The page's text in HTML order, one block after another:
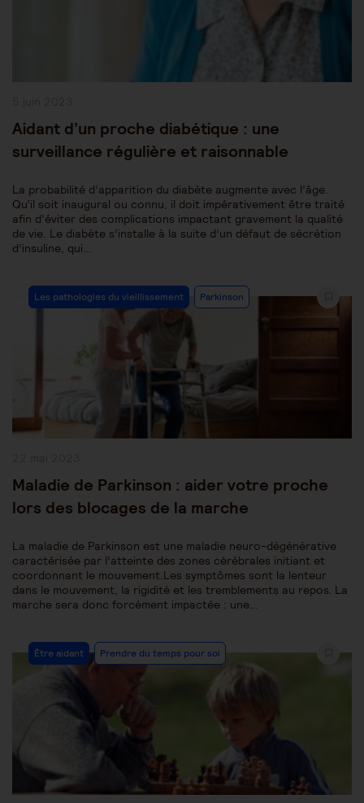
Aidant d’un proche diabétique : une
surveillance régulière et raisonnable
La probabilité d’apparition du diabète augmente avec l’âge.
Qu’il soit inaugural ou connu, il doit impérativement être traité
afin d’éviter des complications impactant gravement la qualité
de vie. Le diabète s’installe à la suite d’un défaut de sécrétion
d’insuline, qui…
Post
Category:
Les pathologies du vieillissement Parkinson
Maladie de Parkinson : aider votre proche
lors des blocages de la marche
La maladie de Parkinson est une maladie neuro-dégénérative
caractérisée par l’atteinte des zones cérébrales initiant et
coordonnant le mouvement.Les symptômes sont la lenteur
dans le mouvement, la rigidité et les tremblements au repos. La
marche sera donc forcément impactée : une…
Post
Category:
Être aidant Prendre du temps pour soi